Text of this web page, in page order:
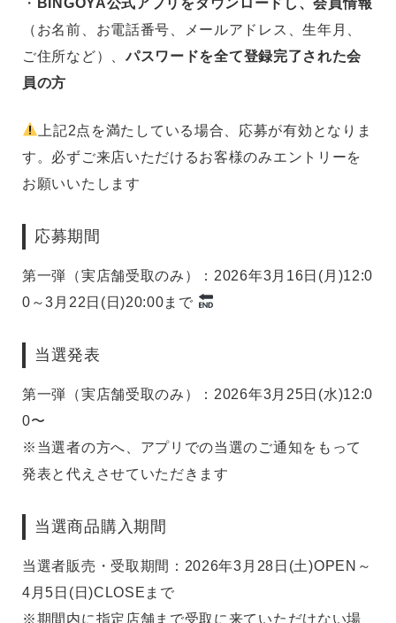
（お名前、お電話番号、メールアドレス、生年月、
ご住所など）、パスワードを全て登録完了された会
員の方
上記2点を満たしている場合、応募が有効となりま
す。必ずご来店いただけるお客様のみエントリーを
お願いいたします
応募期間
第一弾（実店舗受取のみ）：2026年3月16日(月)12:0
0～3月22日(日)20:00まで
当選発表
第一弾（実店舗受取のみ）：2026年3月25日(水)12:0
0〜
※当選者の方へ、アプリでの当選のご通知をもって
発表と代えさせていただきます
当選商品購入期間
当選者販売・受取期間：2026年3月28日(土)OPEN～
4月5日(日)CLOSEまで
※期間内に指定店舗まで受取に来ていただけない場